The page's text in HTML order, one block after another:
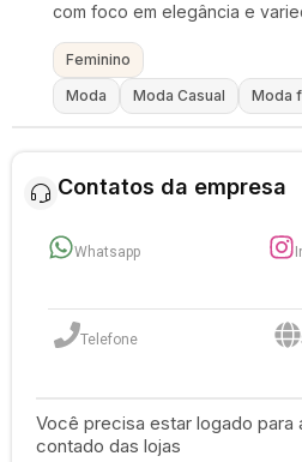
com foco em elegância e
Feminino
Moda
Moda Casual Moda
Contatos da empresa
Whatsapp
Telefone
Você precisa estar logado para
contado das lojas